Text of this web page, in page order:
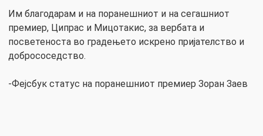
Им благодарам и на поранешниот и на сегашниот
премиер, Ципрас и Мицотакис, за вербата и
посветеноста во градењето искрено пријателство и
добрососедство.
-Фејсбук статус на поранешниот премиер Зоран Заев